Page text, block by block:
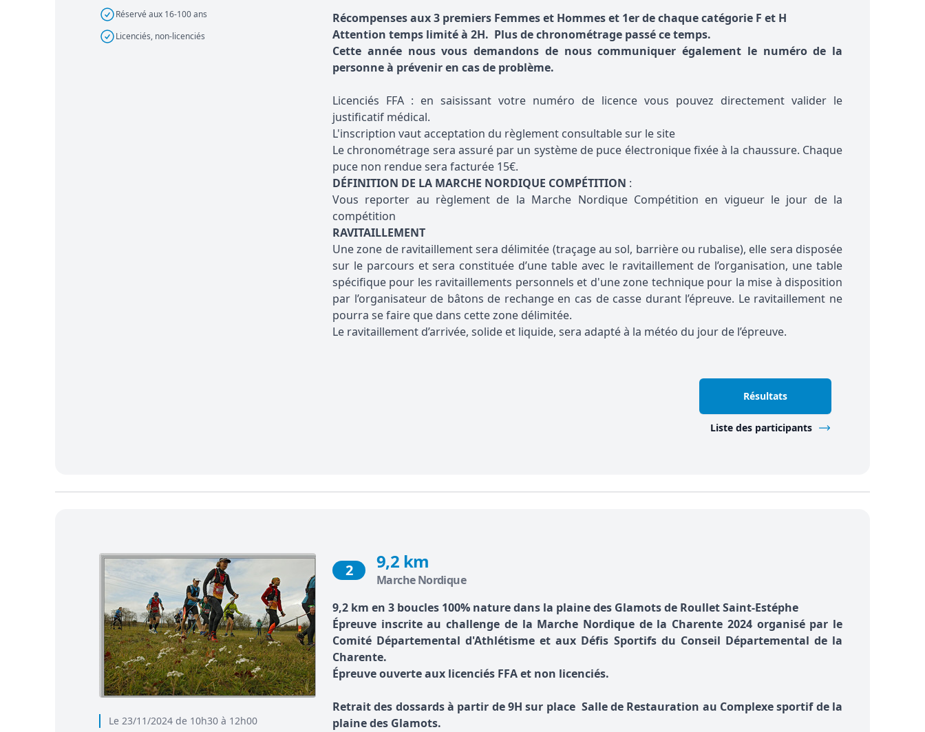
Réservé aux 16-100 ans
Licenciés, non-licenciés
Récompenses aux 3 premiers Femmes et Hommes et 1er de chaque catégorie F et H
Attention temps limité à 2H. Plus de chronométrage passé ce temps.
Cette année nous vous demandons de nous communiquer également le numéro de la
personne à prévenir en cas de problème.
Licenciés FFA : en saisissant votre numéro de licence vous pouvez directement valider le
justificatif médical.
L'inscription vaut acceptation du règlement consultable sur le site
Le chronométrage sera assuré par un système de puce électronique fixée à la chaussure. Chaque
puce non rendue sera facturée 15€.
DÉFINITION DE LA MARCHE NORDIQUE COMPÉTITION :
Vous reporter au règlement de la Marche Nordique Compétition en vigueur le jour de la
compétition
RAVITAILLEMENT
Une zone de ravitaillement sera délimitée (traçage au sol, barrière ou rubalise), elle sera disposée
sur le parcours et sera constituée d’une table avec le ravitaillement de l’organisation, une table
spécifique pour les ravitaillements personnels et d'une zone technique pour la mise à disposition
par l’organisateur de bâtons de rechange en cas de casse durant l’épreuve. Le ravitaillement ne
pourra se faire que dans cette zone délimitée.
Le ravitaillement d’arrivée, solide et liquide, sera adapté à la météo du jour de l’épreuve.
Résultats
Liste des participants
Le 23/11/2024 de 10h30 à 12h00
2 9,2 km
Marche Nordique
9,2 km en 3 boucles 100% nature dans la plaine des Glamots de Roullet Saint-Estéphe
Épreuve inscrite au challenge de la Marche Nordique de la Charente 2024 organisé par le
Comité Départemental d'Athlétisme et aux Défis Sportifs du Conseil Départemental de la
Charente.
Épreuve ouverte aux licenciés FFA et non licenciés.
Retrait des dossards à partir de 9H sur place Salle de Restauration au Complexe sportif de la
plaine des Glamots.